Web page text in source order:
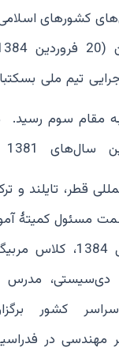
تیم ملی
مقام سوم رسید.
قطر، تایلند و
مسئول کمیتۀ
فدراسیون در سال
دی‌سیستی، مدرس
کشور
مهندسی در